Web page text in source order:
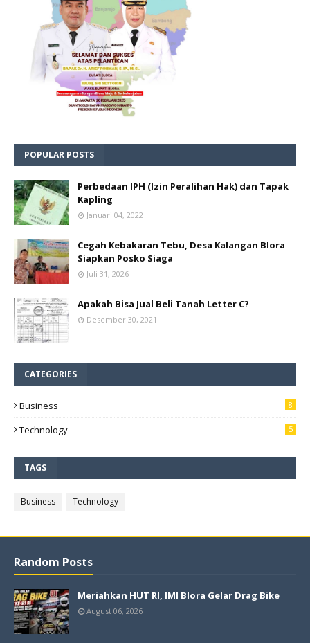
POPULAR POSTS
Perbedaan IPH (Izin Peralihan Hak) dan Tapak
Kapling
Januari 04, 2022
Cegah Kebakaran Tebu, Desa Kalangan Blora
Siapkan Posko Siaga
Juli 31, 2026
Apakah Bisa Jual Beli Tanah Letter C?
Desember 30, 2021
CATEGORIES
Business 8
Technology 5
TAGS
Business Technology
Random Posts
Meriahkan HUT RI, IMI Blora Gelar Drag Bike
August 06, 2026